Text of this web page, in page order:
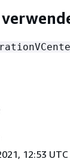
12:53 UTC